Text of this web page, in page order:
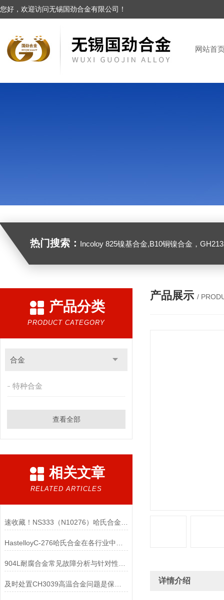
您好，欢迎访问无锡国劲合金有限公司！
网站首
热门搜索： Incoloy 825镍基合金,B10铜镍合金，GH2132高温合金，C276
产品分类
PRODUCT CATEGORY
合金
特种合金
查看全部
相关文章
RELATED ARTICLES
产品展示 /
详情介绍